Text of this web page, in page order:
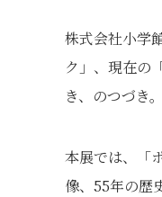
株式会社小学
ク」、現在の
き、のつづき
本展では、「
像、55年の歴